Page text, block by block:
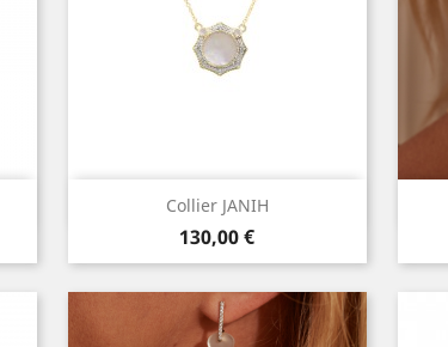
Collier JANIH
Prix
130,00 €
Aperçu rapide